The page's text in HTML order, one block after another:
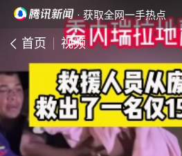
· 获取全网一手热点
首页 视频